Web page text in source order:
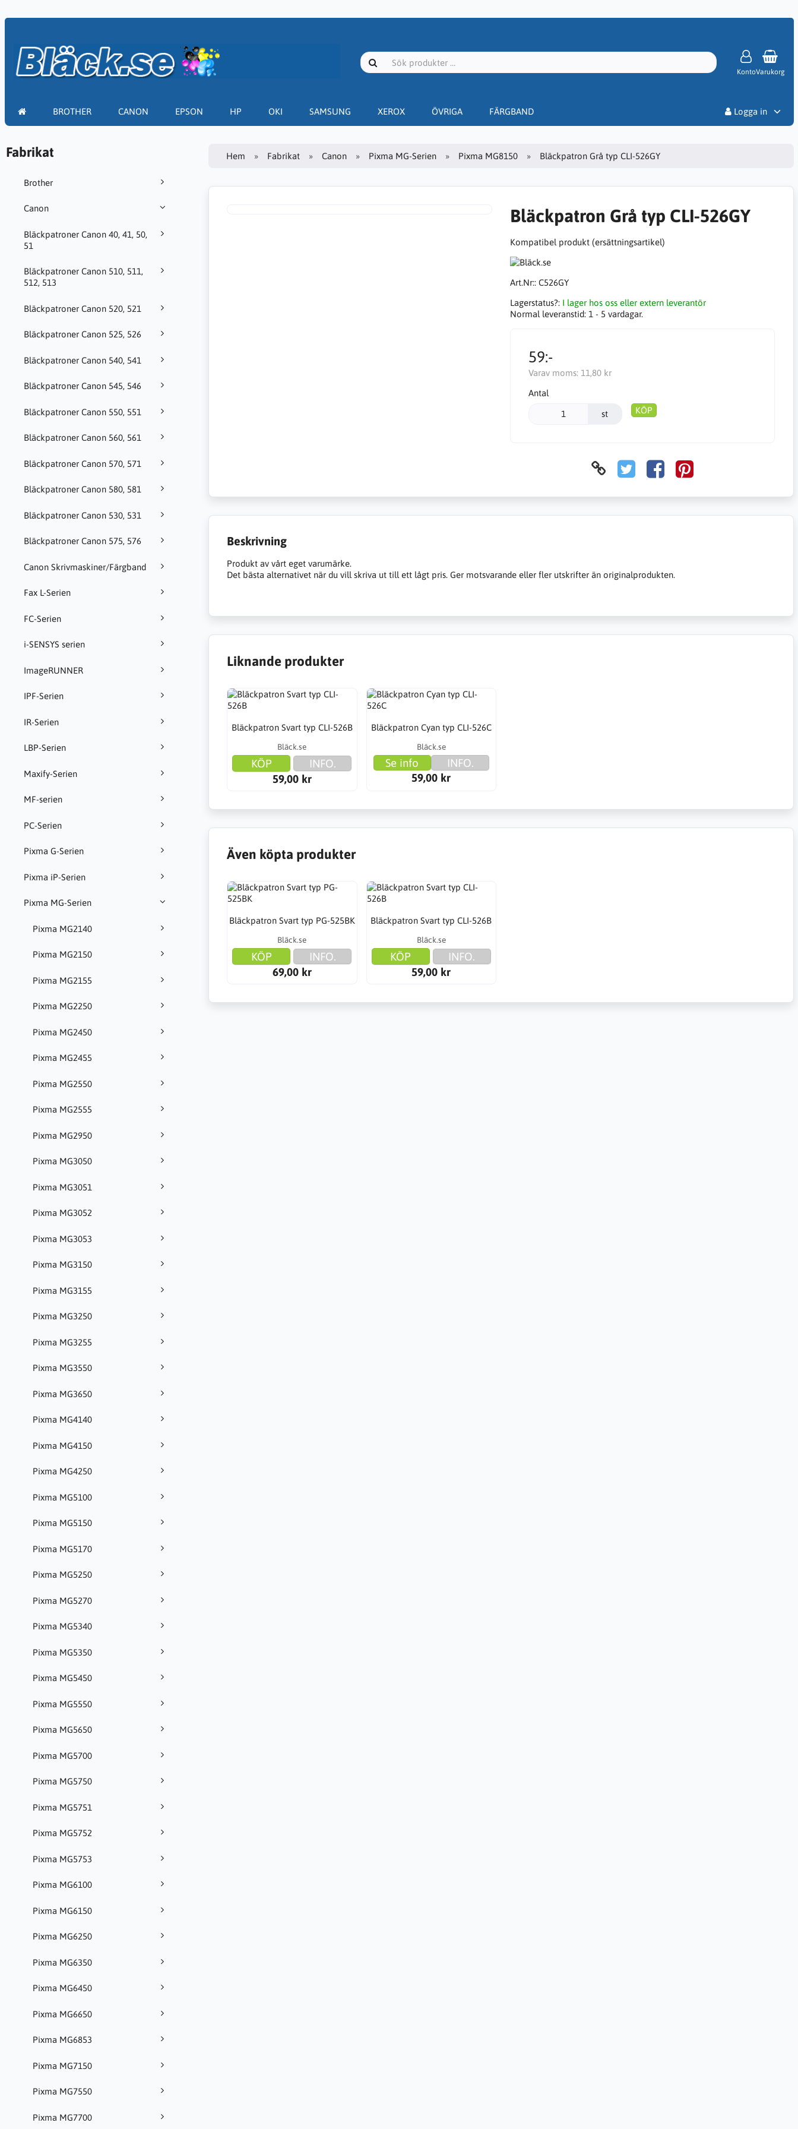
KontoVarukorg
BROTHER CANON EPSON HP OKI SAMSUNG XEROX ÖVRIGA FÄRGBAND
Logga in
Fabrikat
Brother
Canon
Bläckpatroner Canon 40, 41, 50,
51
Bläckpatroner Canon 510, 511,
512, 513
Bläckpatroner Canon 520, 521
Bläckpatroner Canon 525, 526
Bläckpatroner Canon 540, 541
Bläckpatroner Canon 545, 546
Bläckpatroner Canon 550, 551
Bläckpatroner Canon 560, 561
Bläckpatroner Canon 570, 571
Bläckpatroner Canon 580, 581
Bläckpatroner Canon 530, 531
Bläckpatroner Canon 575, 576
Canon Skrivmaskiner/Färgband
Fax L-Serien
FC-Serien
i-SENSYS serien
ImageRUNNER
IPF-Serien
IR-Serien
LBP-Serien
Maxify-Serien
MF-serien
PC-Serien
Pixma G-Serien
Pixma iP-Serien
Pixma MG-Serien
Pixma MG2140
Pixma MG2150
Pixma MG2155
Pixma MG2250
Pixma MG2450
Pixma MG2455
Pixma MG2550
Pixma MG2555
Pixma MG2950
Pixma MG3050
Pixma MG3051
Pixma MG3052
Pixma MG3053
Pixma MG3150
Pixma MG3155
Pixma MG3250
Pixma MG3255
Pixma MG3550
Pixma MG3650
Pixma MG4140
Pixma MG4150
Pixma MG4250
Pixma MG5100
Pixma MG5150
Pixma MG5170
Pixma MG5250
Pixma MG5270
Pixma MG5340
Pixma MG5350
Pixma MG5450
Pixma MG5550
Pixma MG5650
Pixma MG5700
Pixma MG5750
Pixma MG5751
Pixma MG5752
Pixma MG5753
Pixma MG6100
Pixma MG6150
Pixma MG6250
Pixma MG6350
Pixma MG6450
Pixma MG6650
Pixma MG6853
Pixma MG7150
Pixma MG7550
Pixma MG7700
Hem Fabrikat Canon Pixma MG-Serien Pixma MG8150 Bläckpatron Grå typ CLI-526GY
Bläckpatron Grå typ CLI-526GY
Kompatibel produkt (ersättningsartikel)
Art.Nr:: C526GY
Lagerstatus?: I lager hos oss eller extern leverantör
Normal leveranstid: 1 - 5 vardagar.
59:-
Varav moms: 11,80 kr
Antal
st KÖP
Beskrivning
Produkt av vårt eget varumärke.
Det bästa alternativet när du vill skriva ut till ett lågt pris. Ger motsvarande eller fler utskrifter än originalprodukten.
Liknande produkter
Bläckpatron Svart typ CLI-526B
Bläck.se
KÖP
INFO.
59,00 kr
Bläckpatron Cyan typ CLI-526C
Bläck.se
Se info
INFO.
59,00 kr
Även köpta produkter
Bläckpatron Svart typ PG-525BK
Bläck.se
KÖP
INFO.
69,00 kr
Bläckpatron Svart typ CLI-526B
Bläck.se
KÖP
INFO.
59,00 kr